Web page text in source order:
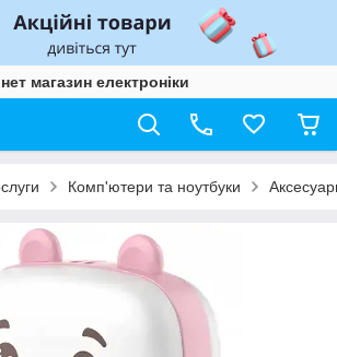
магазин електроніки
Комп'ютери та ноутбуки